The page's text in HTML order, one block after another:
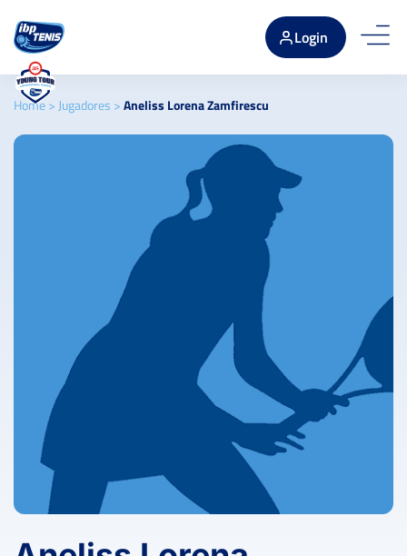
Login
Home> Jugadores >Aneliss Lorena Zamfirescu